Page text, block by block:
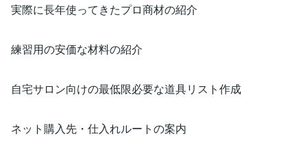
実際に長年使ってきたプロ商材の紹介
練習用の安価な材料の紹介
自宅サロン向けの最低限必要な道具リスト作成
ネット購入先・仕入れルートの案内